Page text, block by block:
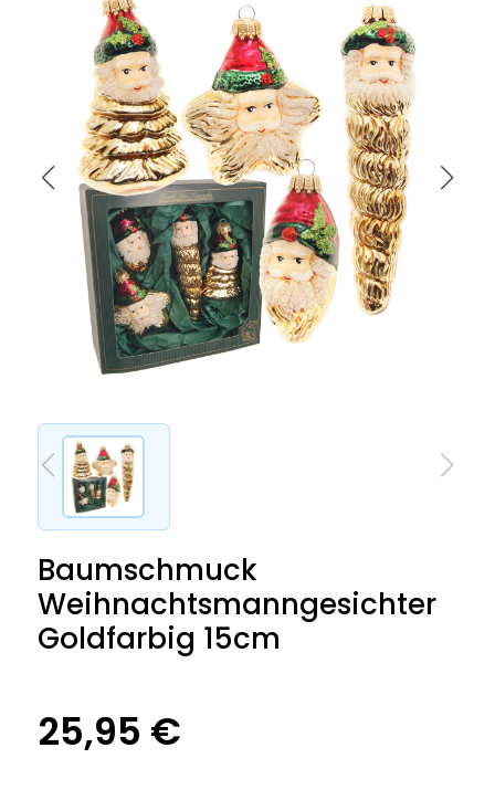
Baumschmuck
Weihnachtsmanngesichter
Goldfarbig 15cm
25,95 €